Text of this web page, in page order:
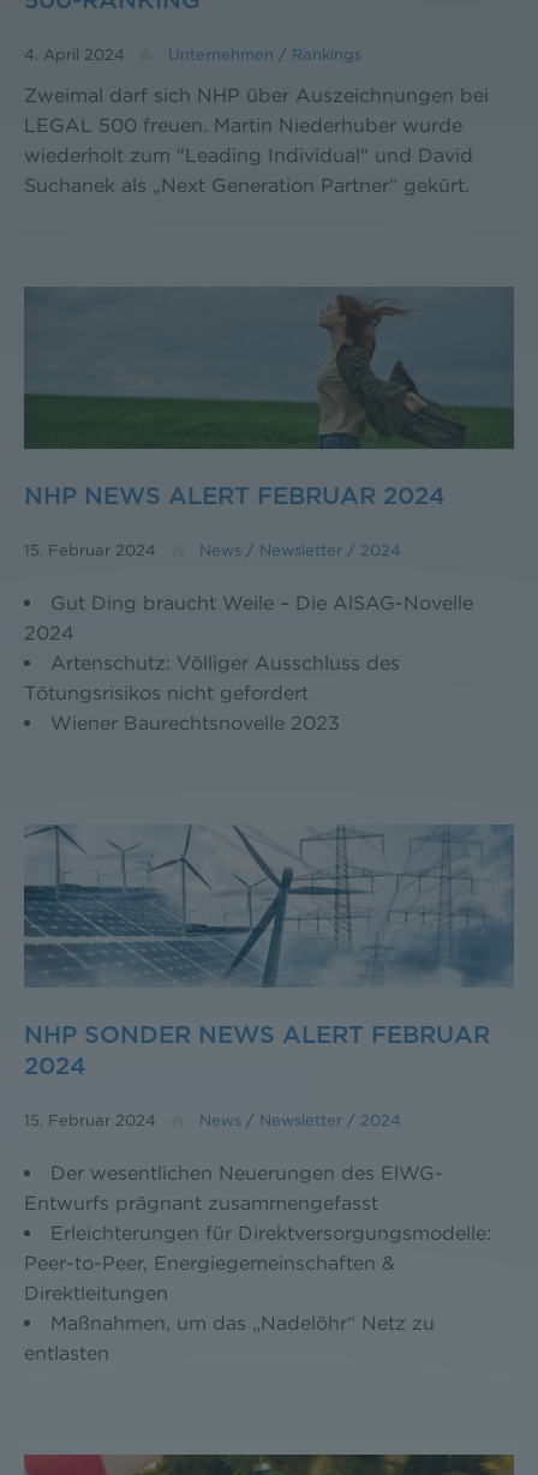
4. April 2024 Unternehmen / Rankings
Zweimal darf sich NHP über Auszeichnungen bei
LEGAL 500 freuen. Martin Niederhuber wurde
wiederholt zum "Leading Individual" und David
Suchanek als „Next Generation Partner“ gekürt.
NHP NEWS ALERT FEBRUAR 2024
15. Februar 2024 News / Newsletter / 2024
Gut Ding braucht Weile – Die AlSAG-Novelle
2024
Artenschutz: Völliger Ausschluss des
Tötungsrisikos nicht gefordert
Wiener Baurechtsnovelle 2023
NHP SONDER NEWS ALERT FEBRUAR
2024
15. Februar 2024 News / Newsletter / 2024
Der wesentlichen Neuerungen des ElWG-
Entwurfs prägnant zusammengefasst
Erleichterungen für Direktversorgungsmodelle:
Peer-to-Peer, Energiegemeinschaften &
Direktleitungen
Maßnahmen, um das „Nadelöhr“ Netz zu
entlasten